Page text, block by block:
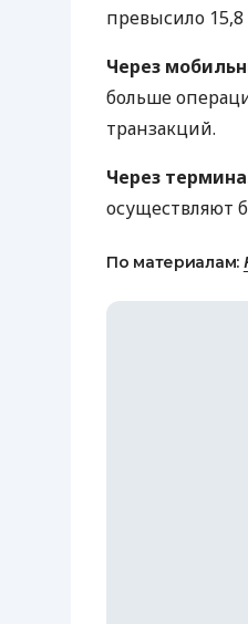
превысило
Через
больше
транзакций.
Через
осуществляют
По материалам: